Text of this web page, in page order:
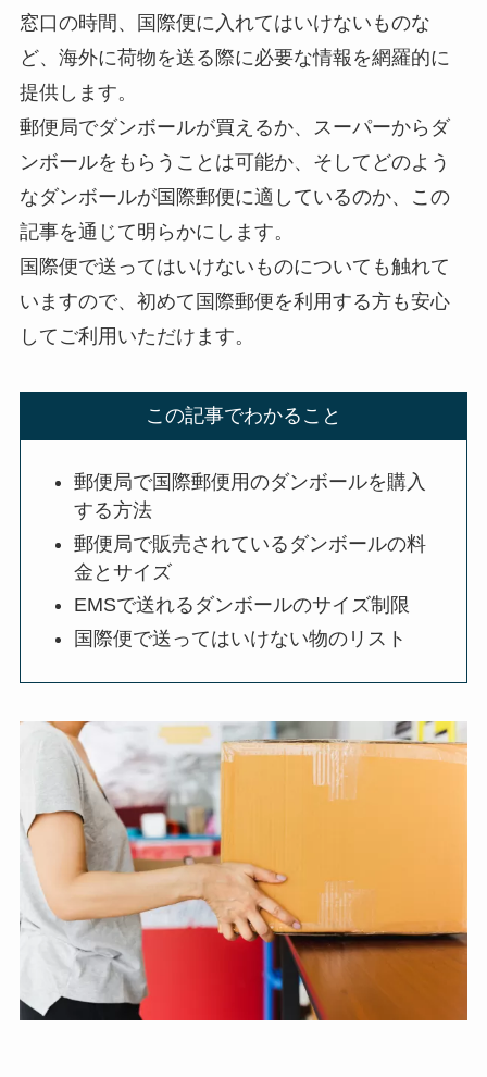
窓口の時間、国際便に入れてはいけないものな
ど、海外に荷物を送る際に必要な情報を網羅的に
提供します。
郵便局でダンボールが買えるか、スーパーからダ
ンボールをもらうことは可能か、そしてどのよう
なダンボールが国際郵便に適しているのか、この
記事を通じて明らかにします。
国際便で送ってはいけないものについても触れて
いますので、初めて国際郵便を利用する方も安心
してご利用いただけます。
この記事でわかること
郵便局で国際郵便用のダンボールを購入
する方法
郵便局で販売されているダンボールの料
金とサイズ
EMSで送れるダンボールのサイズ制限
国際便で送ってはいけない物のリスト